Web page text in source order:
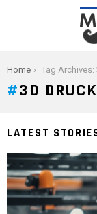
You are here:
Home Tag Archives: 3D
3D
LATEST